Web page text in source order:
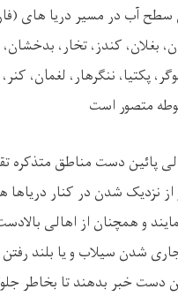
سطح آب در مسیر دریا های
بغلان، کندز، تخار،
پکتیا، ننگرهار، لغمان،
متصور است
پائین دست مناطق متذکره
نزدیک شدن در کنار دریاها
و همچنان از اهالی
شدن سیلاب و یا بلند
دست خبر بدهند تا بخاطر